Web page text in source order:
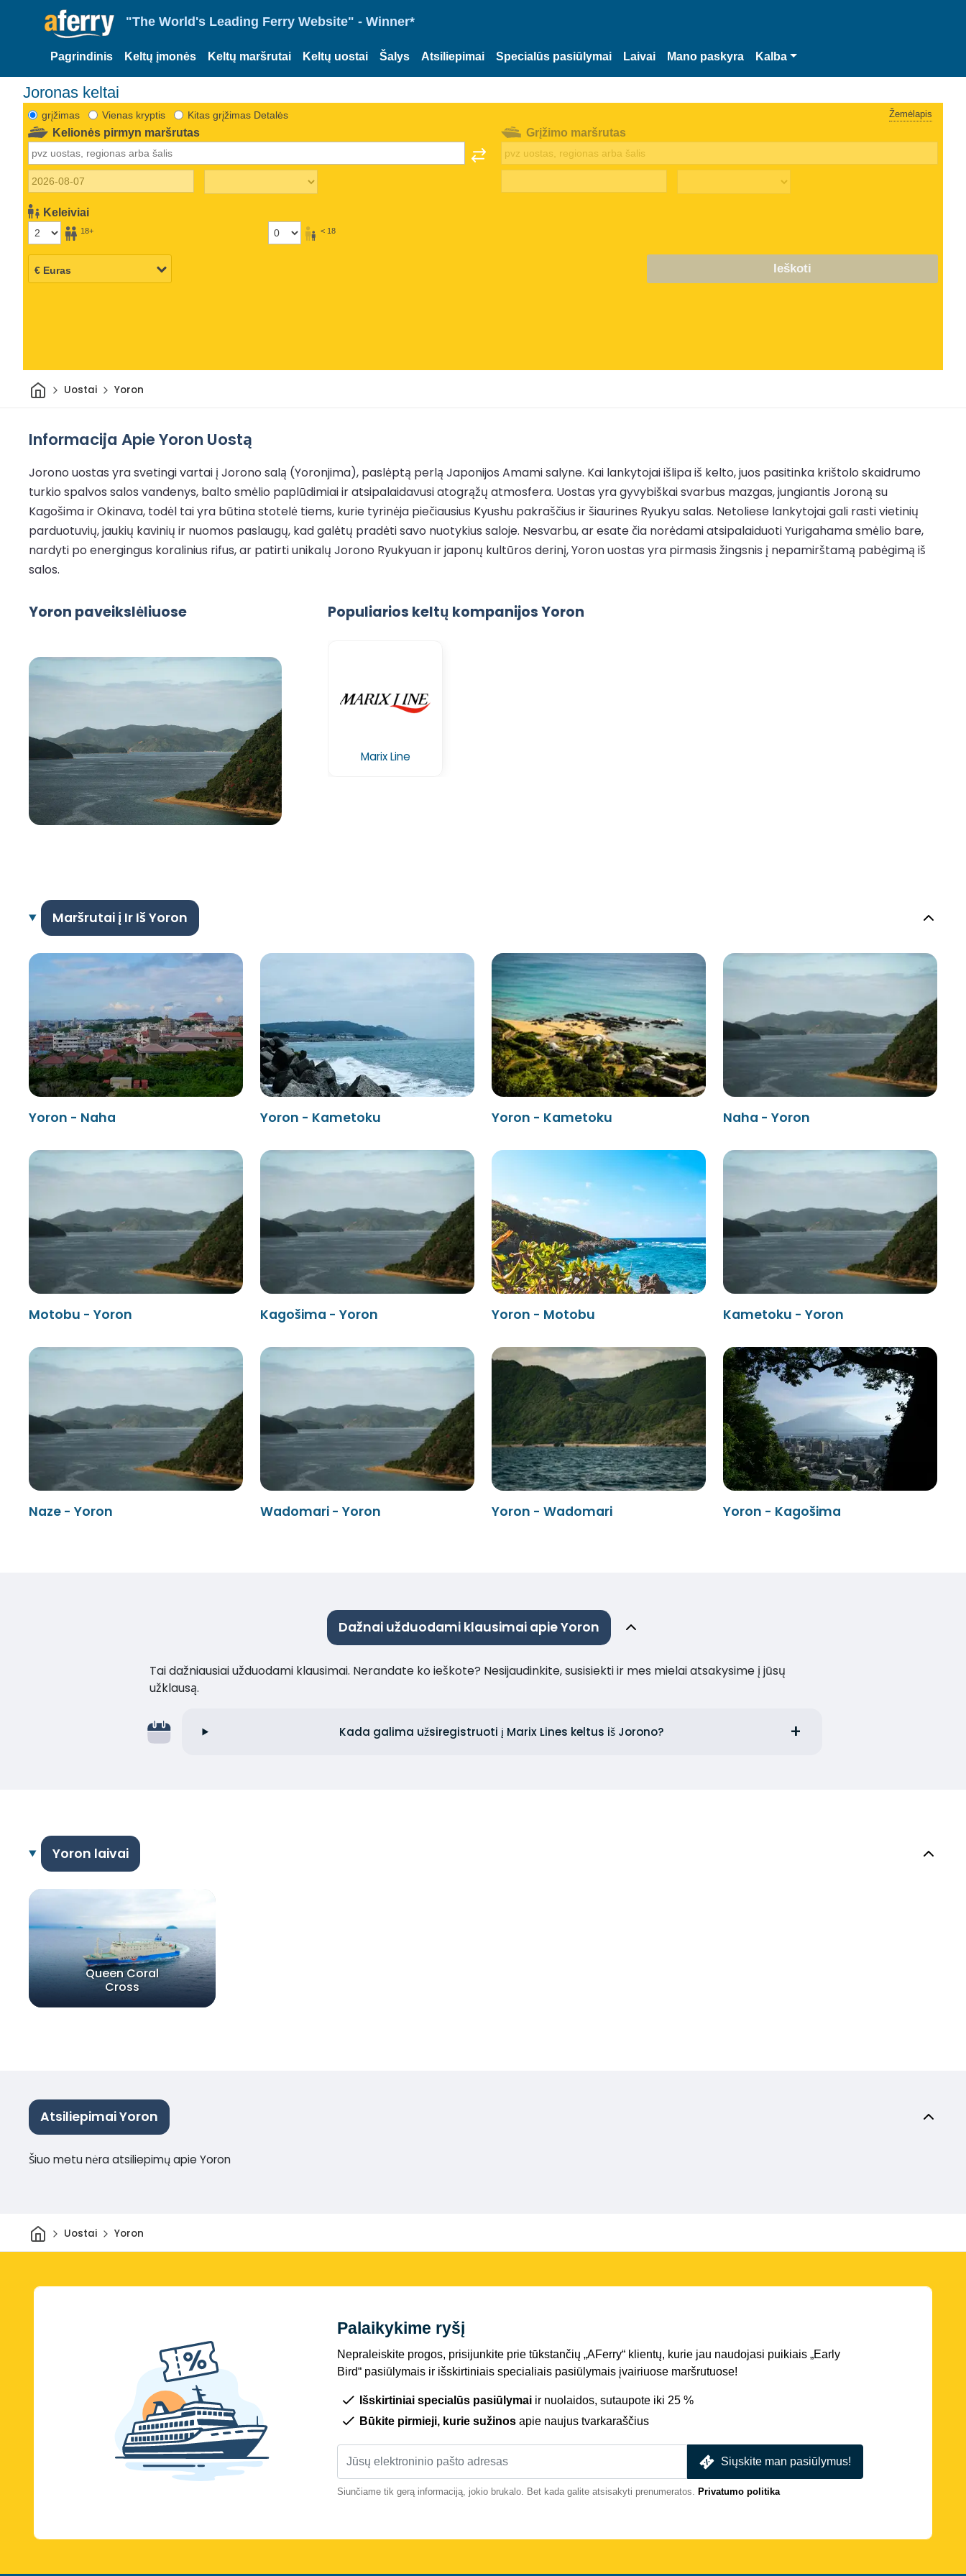
"The World's Leading Ferry Website" - Winner*
Pagrindinis Keltų įmonės Keltų maršrutai Keltų uostai Šalys Atsiliepimai Specialūs pasiūlymai Laivai Mano paskyra Kalba
Joronas keltai
grįžimas Vienas kryptis Kitas grįžimas Detalės Žemėlapis
Kelionės pirmyn maršrutas
Keleiviai
18+ < 18
Grįžimo maršrutas
Ieškoti
Pradžia
Uostai Yoron
Informacija Apie Yoron Uostą
Jorono uostas yra svetingi vartai į Jorono salą (Yoronjima), paslėptą perlą Japonijos Amami salyne. Kai lankytojai išlipa iš kelto, juos pasitinka krištolo skaidrumo
turkio spalvos salos vandenys, balto smėlio paplūdimiai ir atsipalaidavusi atogrąžų atmosfera. Uostas yra gyvybiškai svarbus mazgas, jungiantis Joroną su
Kagošima ir Okinava, todėl tai yra būtina stotelė tiems, kurie tyrinėja piečiausius Kyushu pakraščius ir šiaurines Ryukyu salas. Netoliese lankytojai gali rasti vietinių
parduotuvių, jaukių kavinių ir nuomos paslaugų, kad galėtų pradėti savo nuotykius saloje. Nesvarbu, ar esate čia norėdami atsipalaiduoti Yurigahama smėlio bare,
nardyti po energingus koralinius rifus, ar patirti unikalų Jorono Ryukyuan ir japonų kultūros derinį, Yoron uostas yra pirmasis žingsnis į nepamirštamą pabėgimą iš
salos.
Yoron paveikslėliuose Populiarios keltų kompanijos Yoron
Marix Line
Maršrutai į Ir Iš Yoron
Yoron - Naha Yoron - Kametoku Yoron - Kametoku Naha - Yoron
Motobu - Yoron Kagošima - Yoron Yoron - Motobu Kametoku - Yoron
Naze - Yoron Wadomari - Yoron Yoron - Wadomari Yoron - Kagošima
Dažnai užduodami klausimai apie Yoron
Tai dažniausiai užduodami klausimai. Nerandate ko ieškote? Nesijaudinkite, susisiekti ir mes mielai atsakysime į jūsų
užklausą.
Kada galima užsiregistruoti į Marix Lines keltus iš Jorono?
Yoron laivai
Queen Coral
Cross
Atsiliepimai Yoron
Šiuo metu nėra atsiliepimų apie Yoron
Pradžia
Uostai Yoron
Palaikykime ryšį
Nepraleiskite progos, prisijunkite prie tūkstančių „AFerry“ klientų, kurie jau naudojasi puikiais „Early
Bird“ pasiūlymais ir išskirtiniais specialiais pasiūlymais įvairiuose maršrutuose!
Išskirtiniai specialūs pasiūlymai ir nuolaidos, sutaupote iki 25 %
Būkite pirmieji, kurie sužinos apie naujus tvarkaraščius
Siųskite man pasiūlymus!
Siunčiame tik gerą informaciją, jokio brukalo. Bet kada galite atsisakyti prenumeratos. Privatumo politika